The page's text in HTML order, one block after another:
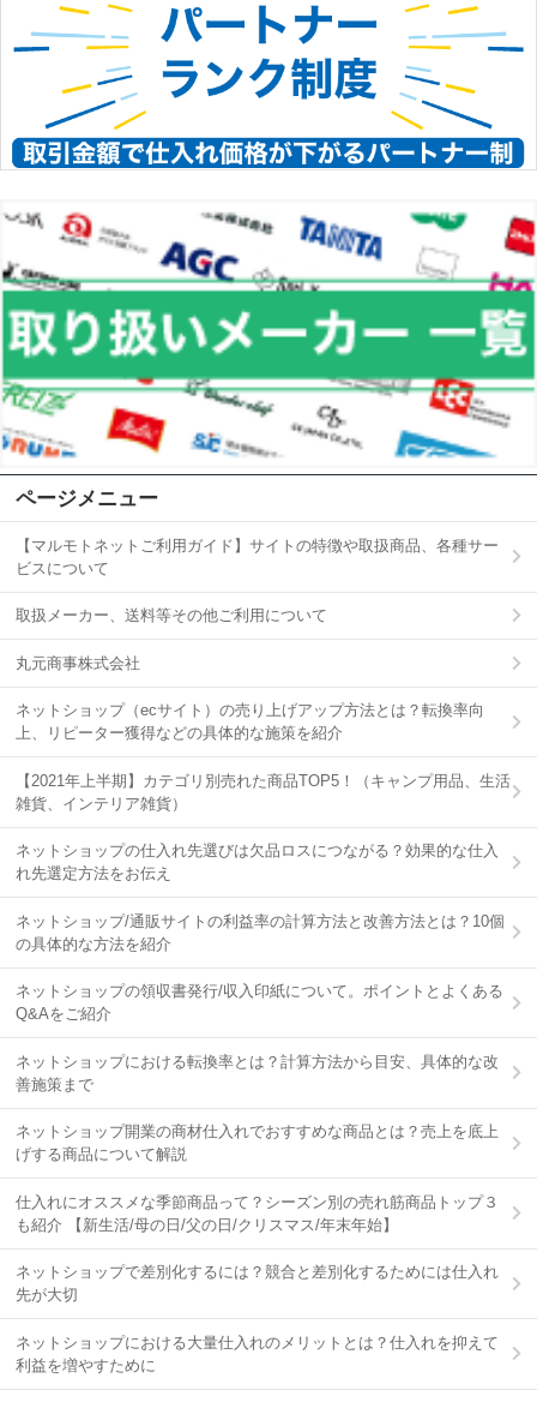
ページメニュー
【マルモトネットご利用ガイド】サイトの特徴や取扱商品、各種サー
ビスについて
取扱メーカー、送料等その他ご利用について
丸元商事株式会社
ネットショップ（ecサイト）の売り上げアップ方法とは？転換率向
上、リピーター獲得などの具体的な施策を紹介
【2021年上半期】カテゴリ別売れた商品TOP5！（キャンプ用品、生活
雑貨、インテリア雑貨）
ネットショップの仕入れ先選びは欠品ロスにつながる？効果的な仕入
れ先選定方法をお伝え
ネットショップ/通販サイトの利益率の計算方法と改善方法とは？10個
の具体的な方法を紹介
ネットショップの領収書発行/収入印紙について。ポイントとよくある
Q&Aをご紹介
ネットショップにおける転換率とは？計算方法から目安、具体的な改
善施策まで
ネットショップ開業の商材仕入れでおすすめな商品とは？売上を底上
げする商品について解説
仕入れにオススメな季節商品って？シーズン別の売れ筋商品トップ３
も紹介 【新生活/母の日/父の日/クリスマス/年末年始】
ネットショップで差別化するには？競合と差別化するためには仕入れ
先が大切
ネットショップにおける大量仕入れのメリットとは？仕入れを抑えて
利益を増やすために